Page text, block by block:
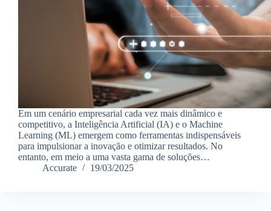
Em um cenário empresarial cada vez mais dinâmico e
competitivo, a Inteligência Artificial (IA) e o Machine
Learning (ML) emergem como ferramentas indispensáveis
para impulsionar a inovação e otimizar resultados. No
entanto, em meio a uma vasta gama de soluções…
Accurate
19/03/2025